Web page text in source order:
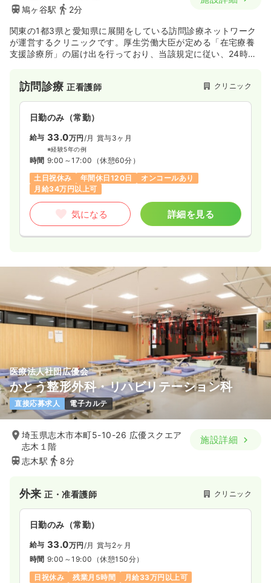
日勤のみ（パート）
給与 時給1,400円〜
日祝休み
時給1,400円以上可
気になる 詳細を見る
鳩ヶ谷駅
2分
関東の1都3県と愛知県に展開をしている訪問診療ネットワーク
が運営するクリニックです。厚生労働大臣が定める「在宅療養
支援診療所」の届け出を行っており、当該規定に従い、24時
訪問診療正看護師 クリニック
日勤のみ（常勤）
給与 33.0万円 /月 賞与3ヶ月
※経験5年の例
時間 9:00～17:00 （休憩60分）
土日祝休み
年間休日120日
オンコールあり
月給34万円以上可
気になる 詳細を見る
医療法人社団広優会
かとう整形外科・リハビリテーション科
直接応募求人 電子カルテ
埼玉県志木市本町5-10-26 広優スクエア
志木１階
志木駅
8分
施設詳細
外来正・准看護師 クリニック
日勤のみ（常勤）
給与 33.0万円/月 賞与2ヶ月
時間 9:00～19:00 （休憩150分）
日祝休み
残業月5時間 月給33万円以上可